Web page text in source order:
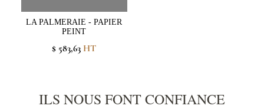
LA PALMERAIE - PAPIER
PEINT
$ 583,63 HT
ILS NOUS FONT CONFIANCE